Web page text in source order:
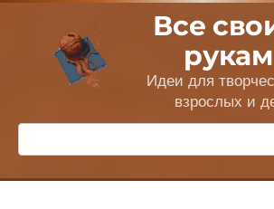
Перейти
контенту
Все
Идеи для
взрослых и
Поиск: